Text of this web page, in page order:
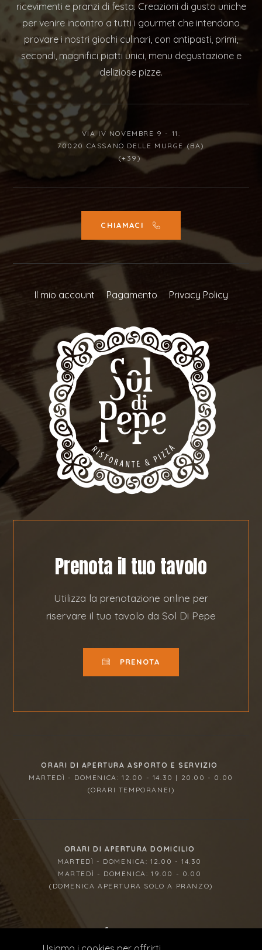
ricevimenti e pranzi di festa. Creazioni di gusto uniche
per venire incontro a tutti i gourmet che intendono
provare i nostri giochi culinari, con antipasti, primi,
secondi, magnifici piatti unici, menu degustazione e
deliziose pizze.
VIA IV NOVEMBRE 9 - 11.
70020 CASSANO DELLE MURGE (BA)
(+39)
CHIAMACI
Il mio account Pagamento Privacy Policy
Prenota il tuo tavolo
Utilizza la prenotazione online per
riservare il tuo tavolo da Sol Di Pepe
PRENOTA
ORARI DI APERTURA ASPORTO E SERVIZIO
MARTEDÌ - DOMENICA: 12.00 - 14.30 | 20.00 - 0.00
(ORARI TEMPORANEI)
ORARI DI APERTURA DOMICILIO
MARTEDÌ - DOMENICA: 12.00 - 14.30
MARTEDÌ - DOMENICA: 19.00 - 0.00
(DOMENICA APERTURA SOLO A PRANZO)